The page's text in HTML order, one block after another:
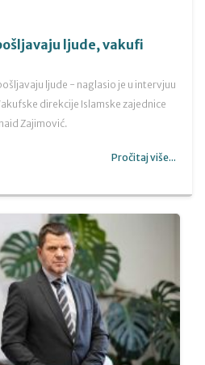
ljude, vakufi
ljude - naglasio je u intervjuu
direkcije Islamske zajednice
Zajimović.
Pročitaj više...